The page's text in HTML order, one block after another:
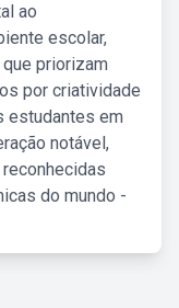
ao
escolar,
priorizam
por criatividade
estudantes em
notável,
do mundo -